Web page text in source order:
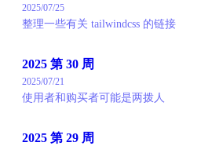
2025/07/25
整理一些有关 tailwindcss 的链接
2025 第 30 周
2025/07/21
使用者和购买者可能是两拨人
2025 第 29 周